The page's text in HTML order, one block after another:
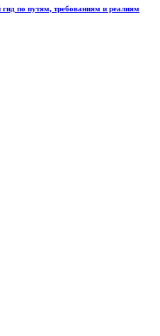
по путям, требованиям и реалиям